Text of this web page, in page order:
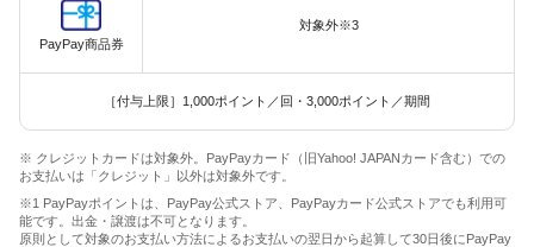
PayPay商品券
対象外※3
［付与上限］1,000ポイント／回・3,000ポイント／期間
※ クレジットカードは対象外。PayPayカード（旧Yahoo! JAPANカード含む）での
お支払いは「クレジット」以外は対象外です。
※1 PayPayポイントは、PayPay公式ストア、PayPayカード公式ストアでも利用可
能です。出金・譲渡は不可となります。
原則として対象のお支払い方法によるお支払いの翌日から起算して30日後にPayPay